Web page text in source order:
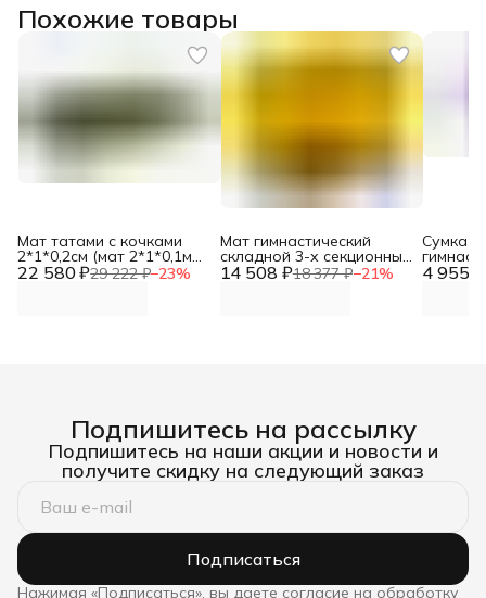
Похожие товары
22 580 ₽29 222 ₽−23%
Мат татами с кочками
2*1*0,2см (мат 2*1*0,1м
полуцилиндр 14 508 ₽18 377 ₽−21%
Мат гимнастический
складной 3-х секционный
150*100*10 DNN 4 955 ₽
Сумка
Подпишитесь на рассылку
Подпишитесь на наши акции и новости и
получите скидку на следующий заказ
Подписаться
Нажимая «Подписаться», вы даете согласие на обработку